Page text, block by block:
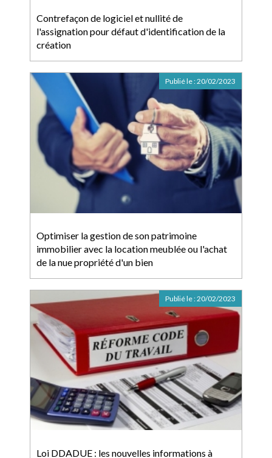
Contrefaçon de logiciel et nullité de
l'assignation pour défaut d'identification de la
création
Optimiser la gestion de son patrimoine
immobilier avec la location meublée ou l'achat
de la nue propriété d'un bien
Publié le :20/02/2023
Loi DDADUE : les nouvelles informations à
Publié le :20/02/2023